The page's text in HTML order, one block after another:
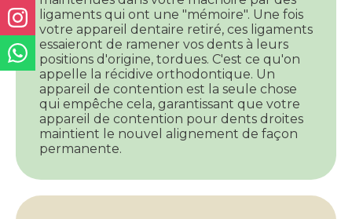
ligaments qui ont une "mémoire". Une fois
votre appareil dentaire retiré, ces ligaments
essaieront de ramener vos dents à leurs
positions d'origine, tordues. C'est ce qu'on
appelle la récidive orthodontique. Un
appareil de contention est la seule chose
qui empêche cela, garantissant que votre
appareil de contention pour dents droites
maintient le nouvel alignement de façon
permanente.